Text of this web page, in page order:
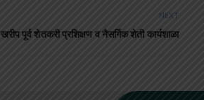
NEXT
खरीप पूर्व शेतकरी प्रशिक्षण व नैसर्गिक शेती कार्यशाळा